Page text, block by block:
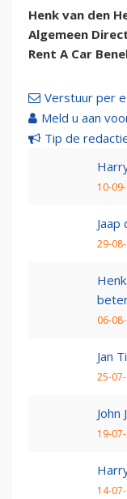
Henk van den
Algemeen
Rent A Car
Verstuur per
Meld u aan
Tip de
10-
29-
06-
Jan
25-
John
19-
14-